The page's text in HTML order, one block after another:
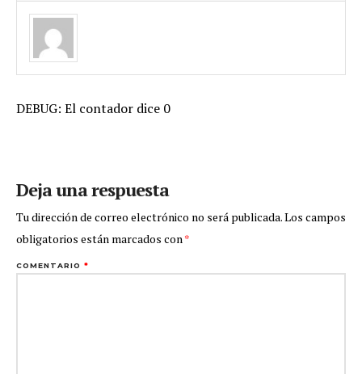
DEBUG: El contador dice 0
Deja una respuesta
Tu dirección de correo electrónico no será publicada.Los campos
obligatorios están marcados con*
COMENTARIO *